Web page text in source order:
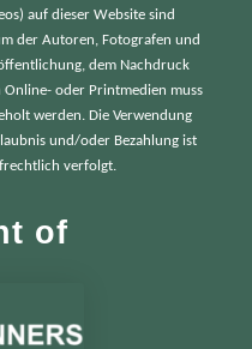
auf dieser Website sind
der Autoren, Fotografen und
dem Nachdruck
oder Printmedien muss
werden. Die Verwendung
und/oder Bezahlung ist
verfolgt.
of